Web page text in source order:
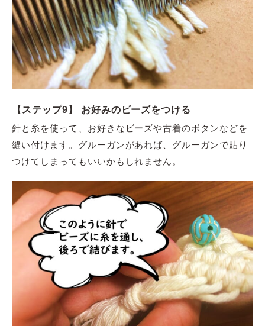
【ステップ9】 お好みのビーズをつける
針と糸を使って、お好きなビーズや古着のボタンなどを
縫い付けます。グルーガンがあれば、グルーガンで貼り
つけてしまってもいいかもしれません。